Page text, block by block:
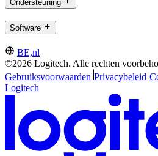
Ondersteuning
Software
BE,nl
©2026 Logitech. Alle rechten
Gebruiksvoorwaarden Privacybeleid
Logitech